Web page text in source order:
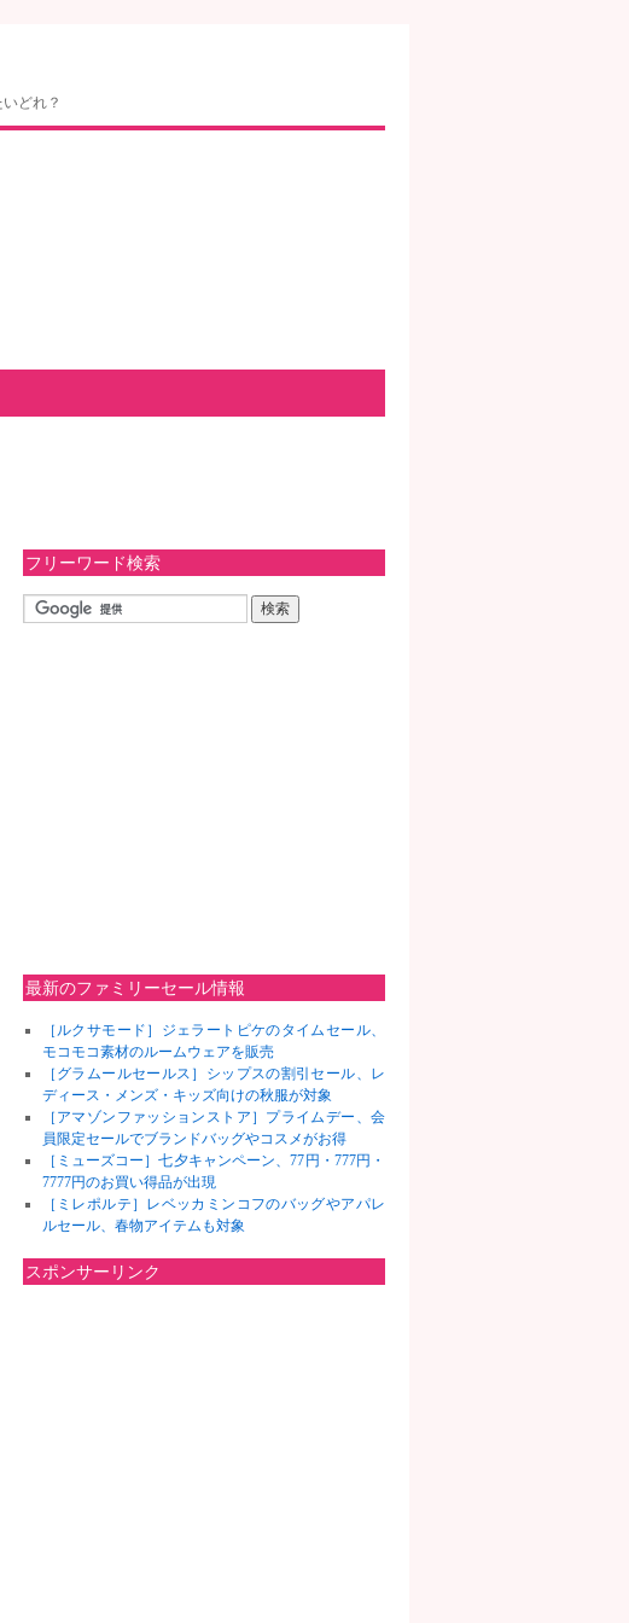
どれ？
フリーワード検索
最新のファミリーセール情報
［ルクサモード］ジェラートピケのタイムセール、
モコモコ素材のルームウェアを販売
［グラムールセールス］シップスの割引セール、レ
ディース・メンズ・キッズ向けの秋服が対象
［アマゾンファッションストア］プライムデー、会
員限定セールでブランドバッグやコスメがお得
［ミューズコー］七夕キャンペーン、77円・777円・
7777円のお買い得品が出現
［ミレポルテ］レベッカミンコフのバッグやアパレ
ルセール、春物アイテムも対象
スポンサーリンク